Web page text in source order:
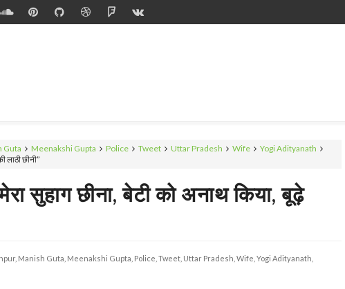
Guta Meenakshi Gupta Police Tweet Uttar Pradesh Wife
Yogi Adityanath
लाठी छीनी”
सुहाग छीना, बेटी को अनाथ किया, बूढ़े
Manish Guta, Meenakshi Gupta, Police, Tweet, Uttar Pradesh, Wife, Yogi Adityanath,